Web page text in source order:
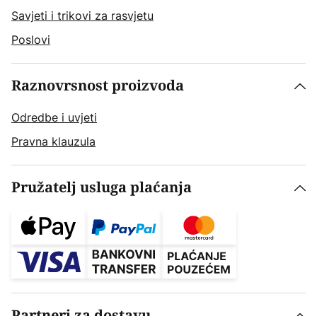
Savjeti i trikovi za rasvjetu
Poslovi
Raznovrsnost proizvoda
Odredbe i uvjeti
Pravna klauzula
Pružatelj usluga plaćanja